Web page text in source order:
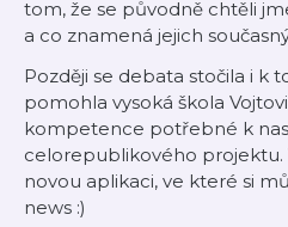
tom, že se původně chtěli
a co znamená jejich
Později se debata stočila i k
pomohla vysoká škola
kompetence potřebné k
celorepublikového projektu.
novou aplikaci, ve které si
news :)